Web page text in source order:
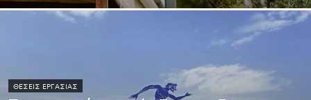
ΘΕΣΕΙΣ ΕΡΓΑΣΙΑΣ